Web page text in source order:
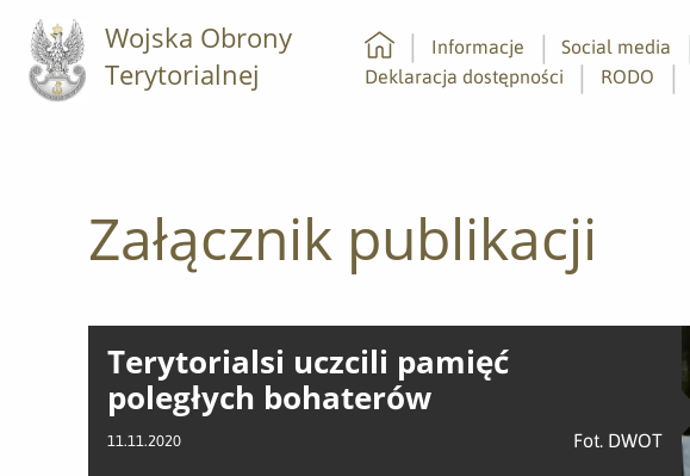
Wojska Obrony
Terytorialnej
Strona główna
Informacje Social media
Deklaracja dostępności
RODO
Załącznik publikacji
Terytorialsi uczcili pamięć
poległych bohaterów
11.11.2020 Fot. DWOT